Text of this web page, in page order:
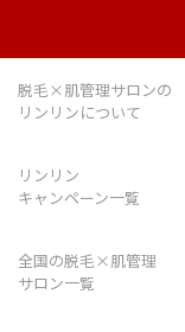
脱毛×肌管理サロンの
リンリンについて
リンリン
キャンペーン一覧
全国の脱毛×肌管理
サロン一覧